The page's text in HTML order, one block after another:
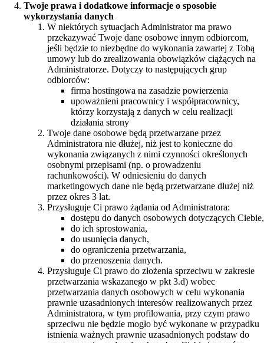
Twoje prawa i dodatkowe informacje o sposobie
wykorzystania danych
W niektórych sytuacjach Administrator ma prawo
przekazywać Twoje dane osobowe innym odbiorcom,
jeśli będzie to niezbędne do wykonania zawartej z Tobą
umowy lub do zrealizowania obowiązków ciążących na
Administratorze. Dotyczy to następujących grup
odbiorców:
firma hostingowa na zasadzie powierzenia
upoważnieni pracownicy i współpracownicy,
którzy korzystają z danych w celu realizacji
działania strony
Twoje dane osobowe będą przetwarzane przez
Administratora nie dłużej, niż jest to konieczne do
wykonania związanych z nimi czynności określonych
osobnymi przepisami (np. o prowadzeniu
rachunkowości). W odniesieniu do danych
marketingowych dane nie będą przetwarzane dłużej niż
przez okres 3 lat.
Przysługuje Ci prawo żądania od Administratora:
dostępu do danych osobowych dotyczących Ciebie,
do ich sprostowania,
do usunięcia danych,
do ograniczenia przetwarzania,
do przenoszenia danych.
Przysługuje Ci prawo do złożenia sprzeciwu w zakresie
przetwarzania wskazanego w pkt 3.d) wobec
przetwarzania danych osobowych w celu wykonania
prawnie uzasadnionych interesów realizowanych przez
Administratora, w tym profilowania, przy czym prawo
sprzeciwu nie będzie mogło być wykonane w przypadku
istnienia ważnych prawnie uzasadnionych podstaw do